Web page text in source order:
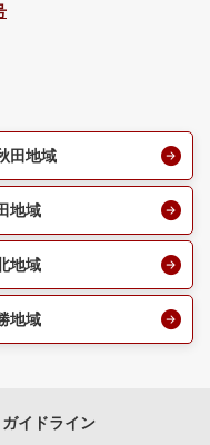
田地域
地域
地域
地域
ガイドライン